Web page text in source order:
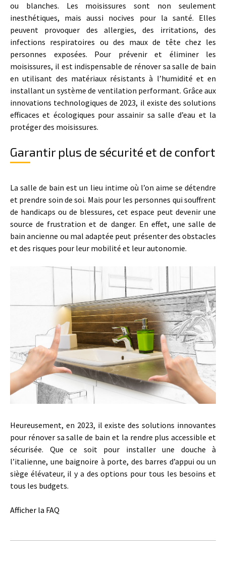
ou blanches. Les moisissures sont non seulement
inesthétiques, mais aussi nocives pour la santé. Elles
peuvent provoquer des allergies, des irritations, des
infections respiratoires ou des maux de tête chez les
personnes exposées. Pour prévenir et éliminer les
moisissures, il est indispensable de rénover sa salle de bain
en utilisant des matériaux résistants à l’humidité et en
installant un système de ventilation performant. Grâce aux
innovations technologiques de 2023, il existe des solutions
efficaces et écologiques pour assainir sa salle d’eau et la
protéger des moisissures.
Garantir plus de sécurité et de confort
La salle de bain est un lieu intime où l’on aime se détendre
et prendre soin de soi. Mais pour les personnes qui souffrent
de handicaps ou de blessures, cet espace peut devenir une
source de frustration et de danger. En effet, une salle de
bain ancienne ou mal adaptée peut présenter des obstacles
et des risques pour leur mobilité et leur autonomie.
Heureusement, en 2023, il existe des solutions innovantes
pour rénover sa salle de bain et la rendre plus accessible et
sécurisée. Que ce soit pour installer une douche à
l’italienne, une baignoire à porte, des barres d’appui ou un
siège élévateur, il y a des options pour tous les besoins et
tous les budgets.
Afficher la FAQ